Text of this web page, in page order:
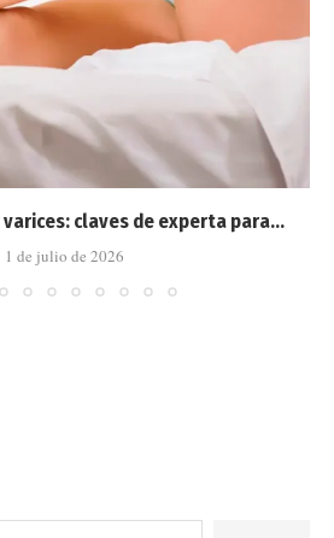
claves de experta para...
1 de julio de 2026